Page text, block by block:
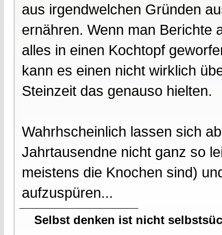
aus irgendwelchen Gründen
ernähren. Wenn man Berichte
alles in einen Kochtopf
kann es einen nicht wirklich
Steinzeit das genauso hielten.
Wahrhscheinlich lassen sich
Jahrtausendne nicht ganz so
meistens die Knochen sind)
aufzuspüren...
Selbst denken ist nicht